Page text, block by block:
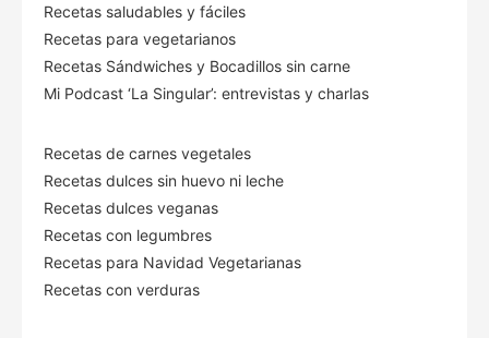
Recetas saludables y fáciles
Recetas para vegetarianos
Recetas Sándwiches y Bocadillos sin carne
Mi Podcast ‘La Singular’: entrevistas y charlas
Recetas de carnes vegetales
Recetas dulces sin huevo ni leche
Recetas dulces veganas
Recetas con legumbres
Recetas para Navidad Vegetarianas
Recetas con verduras